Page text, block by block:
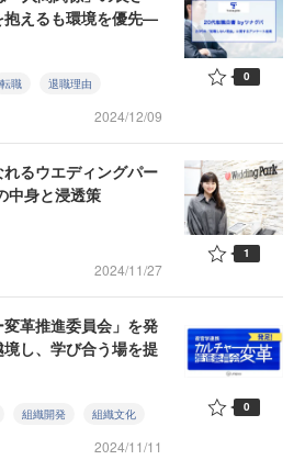
抱えるも環境を優先—
転職 退職理由
2024/12/09
0
るウエディングパー
中身と浸透策
2024/11/27
1
革推進委員会」を発
し、学び合う場を提
組織開発 組織文化
2024/11/11
0